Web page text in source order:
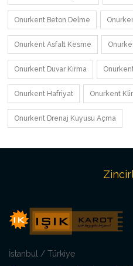
Onurkent Beton Delme
Onurkent Asfalt Kesme
Onurkent Duvar Kırma
Onurkent Hafriyat Onurkent
Onurkent Drenaj Kuyusu Açma
İstanbul / Türkiye